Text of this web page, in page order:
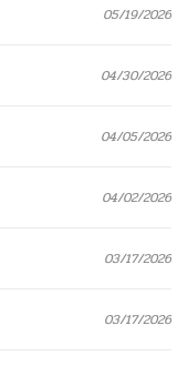
05/19/2026
04/30/2026
04/05/2026
04/02/2026
03/17/2026
03/17/2026